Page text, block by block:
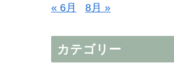
« 6月 8月 »
カテゴリー